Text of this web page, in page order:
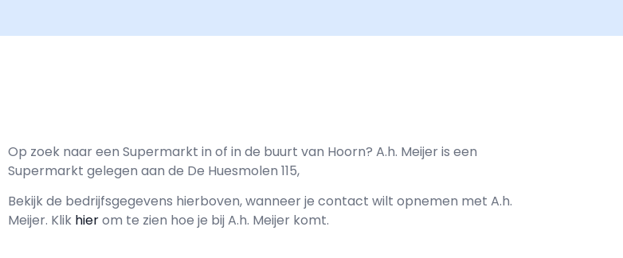
Op zoek naar een Supermarkt in of in de buurt van Hoorn? A.h. Meijer is een
Supermarkt gelegen aan de De Huesmolen 115,
Bekijk de bedrijfsgegevens hierboven, wanneer je contact wilt opnemen met A.h.
Meijer. Klik hierom te zien hoe je bij A.h. Meijer komt.